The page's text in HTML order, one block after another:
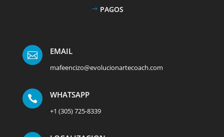
PAGOS
 EMAIL
mafeencizo@evolucionartecoach.com
 WHATSAPP
+1 (305) 725-8339